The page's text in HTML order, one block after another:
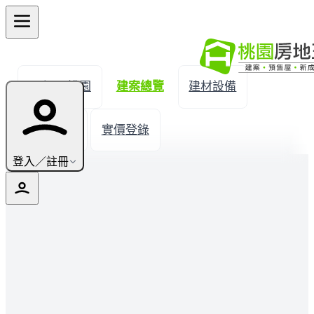
登入／註冊
← 返回桃園 建案總覽 建材設備
生活機能 實價登錄